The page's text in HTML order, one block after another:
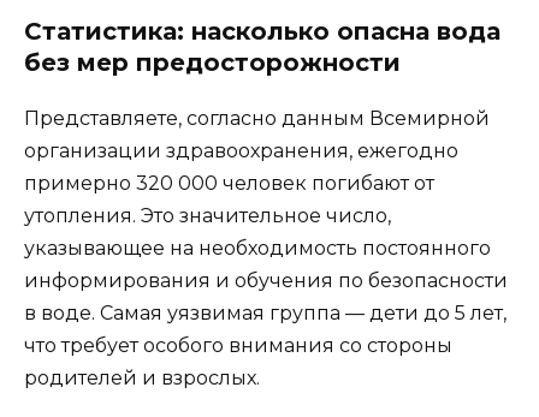
Статистика: насколько опасна вода
без мер предосторожности
Представляете, согласно данным Всемирной
организации здравоохранения, ежегодно
примерно 320 000 человек погибают от
утопления. Это значительное число,
указывающее на необходимость постоянного
информирования и обучения по безопасности
в воде. Самая уязвимая группа — дети до 5 лет,
что требует особого внимания со стороны
родителей и взрослых.